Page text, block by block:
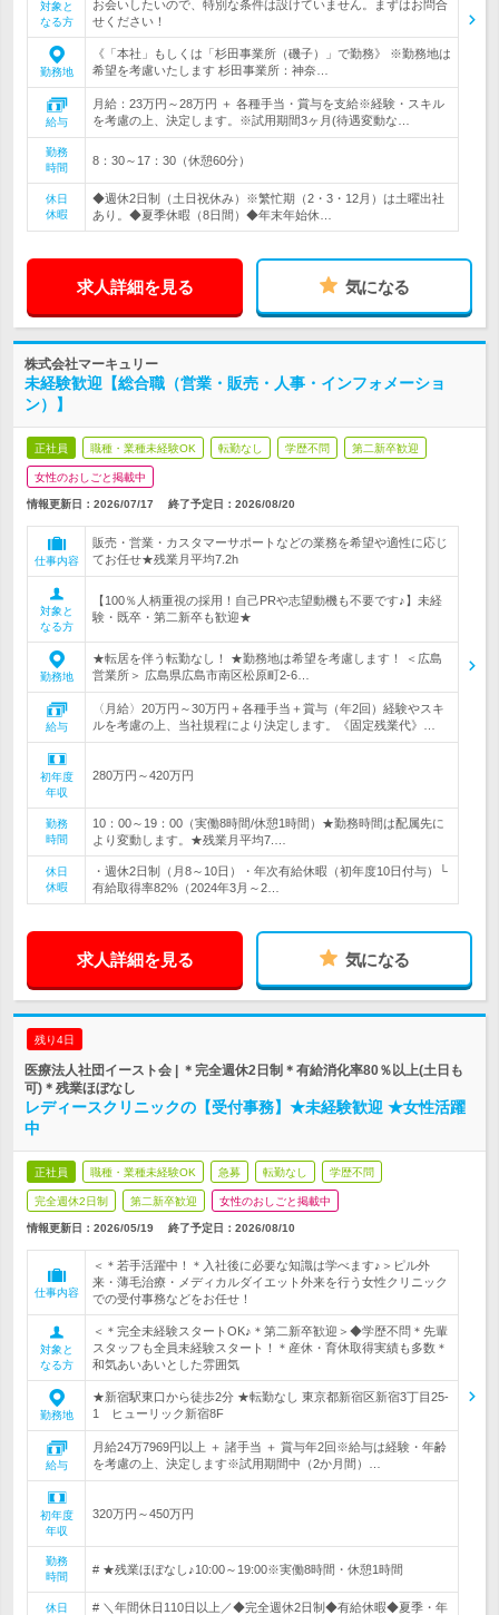
対象と
なる方
お会いしたいので、特別な条件は設けていません。まずはお問合
せください！
勤務地
《「本社」もしくは「杉田事業所（磯子）」で勤務》 ※勤務地は
希望を考慮いたします 杉田事業所：神奈…
給与
月給：23万円～28万円 ＋ 各種手当・賞与を支給※経験・スキル
を考慮の上、決定します。※試用期間3ヶ月(待遇変動な…
勤務
時間
8：30～17：30（休憩60分）
休日
休暇
◆週休2日制（土日祝休み）※繁忙期（2・3・12月）は土曜出社
あり。◆夏季休暇（8日間）◆年末年始休…
求人詳細を見る 気になる
株式会社マーキュリー
未経験歓迎【総合職（営業・販売・人事・インフォメーショ
ン）】
正社員 職種・業種未経験OK 転勤なし 学歴不問 第二新卒歓迎
女性のおしごと掲載中
情報更新日：2026/07/17 終了予定日： 2026/08/20
仕事内容
販売・営業・カスタマーサポートなどの業務を希望や適性に応じ
てお任せ★残業月平均7.2h
対象と
なる方
【100％人柄重視の採用！自己PRや志望動機も不要です♪】未経
験・既卒・第二新卒も歓迎★
勤務地
★転居を伴う転勤なし！ ★勤務地は希望を考慮します！ ＜広島
営業所＞ 広島県広島市南区松原町2-6…
給与
〈月給〉20万円～30万円＋各種手当＋賞与（年2回）経験やスキ
ルを考慮の上、当社規程により決定します。《固定残業代》…
初年度
年収
280万円～420万円
勤務
時間
10：00～19：00（実働8時間/休憩1時間）★勤務時間は配属先に
より変動します。★残業月平均7.…
休日
休暇
・週休2日制（月8～10日）・年次有給休暇（初年度10日付与）└
有給取得率82%（2024年3月～2…
求人詳細を見る 気になる
残り4日
医療法人社団イースト会 | ＊完全週休2日制＊有給消化率80％以上(土日も
可)＊残業ほぼなし
レディースクリニックの【受付事務】★未経験歓迎 ★女性活躍
中
正社員 職種・業種未経験OK 急募 転勤なし 学歴不問
完全週休2日制 第二新卒歓迎 女性のおしごと掲載中
情報更新日：2026/05/19 終了予定日： 2026/08/10
仕事内容
＜＊若手活躍中！＊入社後に必要な知識は学べます♪＞ピル外
来・薄毛治療・メディカルダイエット外来を行う女性クリニック
での受付事務などをお任せ！
対象と
なる方
＜＊完全未経験スタートOK♪＊第二新卒歓迎＞◆学歴不問＊先輩
スタッフも全員未経験スタート！＊産休・育休取得実績も多数＊
和気あいあいとした雰囲気
勤務地
★新宿駅東口から徒歩2分 ★転勤なし 東京都新宿区新宿3丁目25-
1 ヒューリック新宿8F
給与
月給24万7969円以上 ＋ 諸手当 ＋ 賞与年2回※給与は経験・年齢
を考慮の上、決定します※試用期間中（2か月間）…
初年度
年収
320万円～450万円
勤務
時間
# ★残業ほぼなし♪10:00～19:00※実働8時間・休憩1時間
休日
# ＼年間休日110日以上／◆完全週休2日制◆有給休暇◆夏季・年